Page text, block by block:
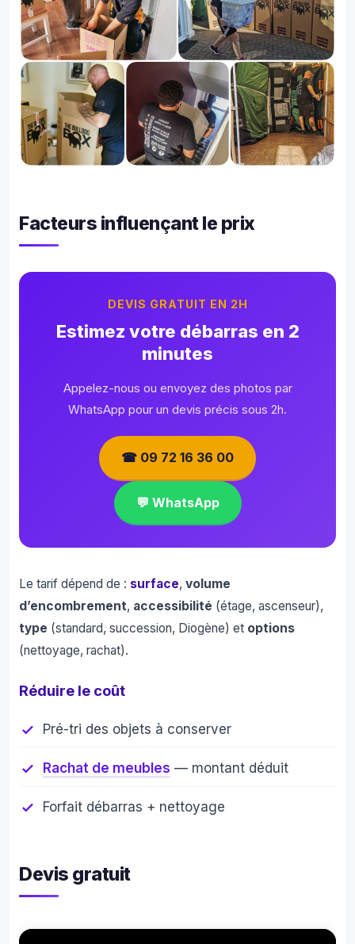
Facteurs influençant le prix
DEVIS GRATUIT EN 2H
Estimez votre débarras en 2
minutes
Appelez-nous ou envoyez des photos par
WhatsApp pour un devis précis sous 2h.
☎ 09 72 16 36 00
💬 WhatsApp
Le tarif dépend de : surface, volume
d’encombrement, accessibilité (étage, ascenseur),
type (standard, succession, Diogène) et options
(nettoyage, rachat).
Réduire le coût
Pré-tri des objets à conserver
Rachat de meubles — montant déduit
Forfait débarras + nettoyage
Devis gratuit